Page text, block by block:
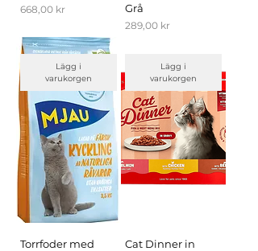
Pris
668,00 kr
Grå
Pris
289,00 kr
Lägg i
varukorgen
Torrfoder med
Lägg i
varukorgen
Cat Dinner in